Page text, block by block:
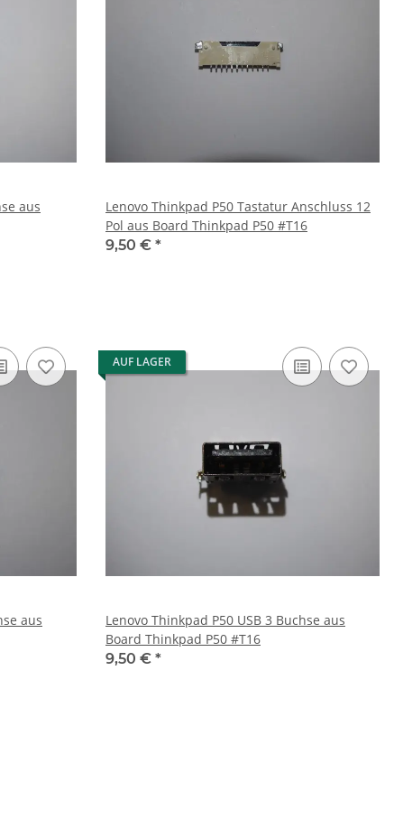
Lenovo Thinkpad P50 Tastatur Anschluss 12
Pol aus Board Thinkpad P50 #T16
9,50 € *
AUF LAGER
Lenovo Thinkpad P50 USB 3 Buchse aus
Board Thinkpad P50 #T16
9,50 € *